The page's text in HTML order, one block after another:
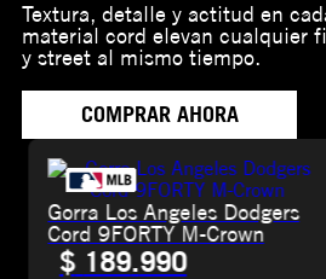
Textura, detalle y actitud en
material cord elevan cualquier
y street al mismo tiempo.
COMPRAR AHORA
Gorra Los Angeles Dodgers
Cord 9FORTY M-Crown
$ 189.990